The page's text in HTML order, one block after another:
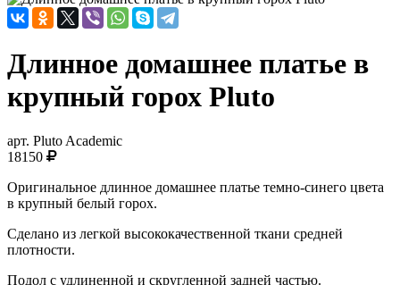
Длинное домашнее платье в
крупный горох Pluto
арт. Pluto Academic
18150
Оригинальное длинное домашнее платье темно-синего цвета
в крупный белый горох.
Сделано из легкой высококачественной ткани средней
плотности.
Подол с удлиненной и скругленной задней частью.